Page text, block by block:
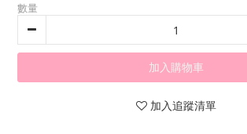
數量
加入購物車
加入追蹤清單